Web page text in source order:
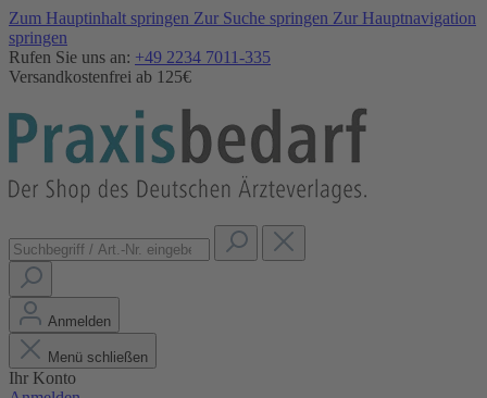
Zum Hauptinhalt springen Zur Suche springen Zur Hauptnavigation
springen
Rufen Sie uns an: +49 2234 7011-335
Versandkostenfrei ab 125€
Anmelden
Menü schließen
Ihr Konto